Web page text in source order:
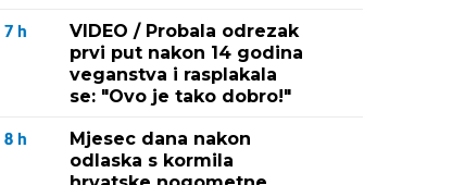
7 h
VIDEO / Probala odrezak
prvi put nakon 14 godina
veganstva i rasplakala
se: "Ovo je tako dobro!"
8 h
Mjesec dana nakon
odlaska s kormila